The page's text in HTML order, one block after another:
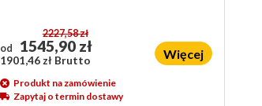
od
2227,58 zł
1545,90 zł
1901,46 zł Brutto Więcej
Produkt na zamówienie
Zapytaj o termin dostawy